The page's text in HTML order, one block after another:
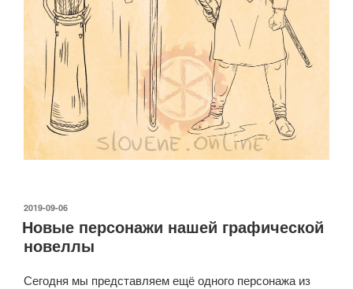
ОПУБЛИКОВАНО
2019-09-06
Новые персонажи нашей графической
новеллы
Сегодня мы представляем ещё одного персонажа из